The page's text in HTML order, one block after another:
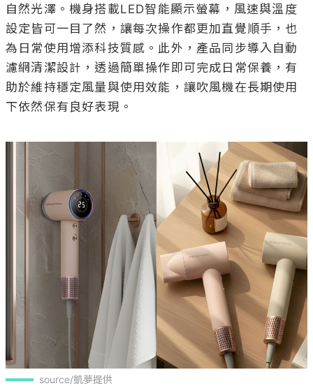
自然光澤。機身搭載LED智能顯示螢幕，風速與溫度
設定皆可一目了然，讓每次操作都更加直覺順手，也
為日常使用增添科技質感。此外，產品同步導入自動
濾網清潔設計，透過簡單操作即可完成日常保養，有
助於維持穩定風量與使用效能，讓吹風機在長期使用
下依然保有良好表現。
source/凱夢提供